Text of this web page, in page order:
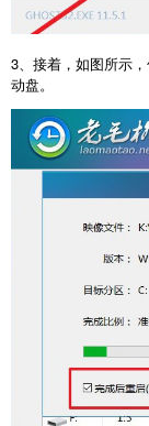
3、接着，如图所示
动盘。